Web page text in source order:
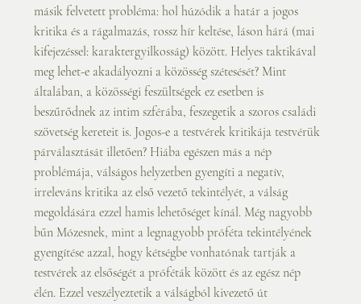
másik felvetett probléma: hol húzódik a határ a jogos
kritika és a rágalmazás, rossz hír keltése, láson hárá (mai
kifejezéssel: karaktergyilkosság) között. Helyes taktikával
meg lehet-e akadályozni a közösség szétesését? Mint
általában, a közösségi feszültségek ez esetben is
beszűrődnek az intim szférába, feszegetik a szoros családi
szövetség kereteit is. Jogos-e a testvérek kritikája testvérük
párválasztását illetően? Hiába egészen más a nép
problémája, válságos helyzetben gyengíti a negatív,
irreleváns kritika az első vezető tekintélyét, a válság
megoldására ezzel hamis lehetőséget kínál. Még nagyobb
bűn Mózesnek, mint a legnagyobb próféta tekintélyének
gyengítése azzal, hogy kétségbe vonhatónak tartják a
testvérek az elsőségét a próféták között és az egész nép
élén. Ezzel veszélyeztetik a válságból kivezető út